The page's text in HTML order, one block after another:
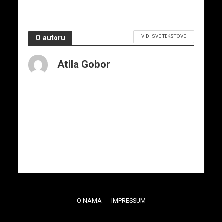
O autoru VIDI SVE TEKSTOVE
Atila Gobor
O NAMA IMPRESSUM